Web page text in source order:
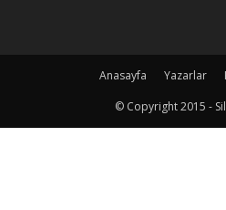
Anasayfa Yazarlar
© Copyright 2015 -